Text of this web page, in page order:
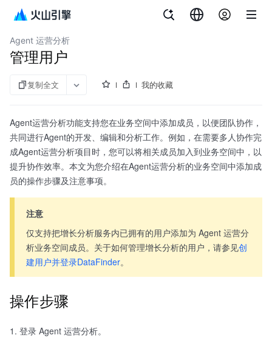
增长分析（私有化）
Agent 运营分析
管理用户
复制全文 我的收藏
Agent运营分析功能支持您在业务空间中添加成员，以便团队协作，
共同进行Agent的开发、编辑和分析工作。例如，在需要多人协作完
成Agent运营分析项目时，您可以将相关成员加入到业务空间中，以
提升协作效率。本文为您介绍在Agent运营分析的业务空间中添加成
员的操作步骤及注意事项。
注意
仅支持把增长分析服务内已拥有的用户添加为 Agent 运营分
析业务空间成员。关于如何管理增长分析的用户，请参见创
建用户并登录DataFinder。
操作步骤
登录 Agent 运营分析。